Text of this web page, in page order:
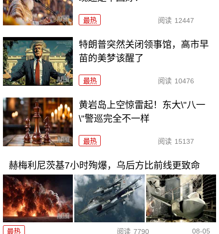
最热 阅读 12447
特朗普突然关闭领事馆，高市早
苗的美梦该醒了
最热 阅读 10476
黄岩岛上空惊雷起！东大\"八一
\"警巡完全不一样
最热 阅读 15137
赫梅利尼茨基7小时殉爆，乌后方比前线更致命
最热 阅读 7790 08-05